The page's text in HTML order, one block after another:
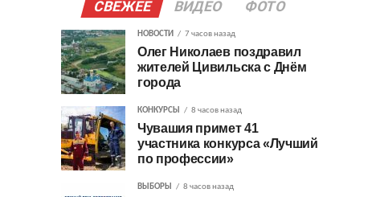
СВЕЖЕЕ ВИДЕО ФОТО
НОВОСТИ 7 часов назад
Олег Николаев поздравил
жителей Цивильска с Днём
города
КОНКУРСЫ 8 часов назад
Чувашия примет 41
участника конкурса «Лучший
по профессии»
ВЫБОРЫ 8 часов назад